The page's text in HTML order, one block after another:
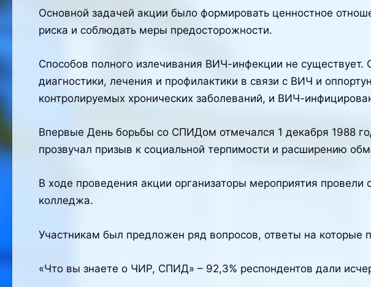
Основной задачей акции было формировать ценностное
риска и соблюдать меры предосторожности.
Способов полного излечивания ВИЧ-инфекции не
диагностики, лечения и профилактики в связи с ВИЧ и
контролируемых хронических заболеваний, и ВИЧ-
Впервые День борьбы со СПИДом отмечался 1 декабря 1988
прозвучал призыв к социальной терпимости и расширению
В ходе проведения акции организаторы мероприятия провели
колледжа.
Участникам был предложен ряд вопросов, ответы на которые
«Что вы знаете о ЧИР, СПИД» – 92,3% респондентов дали